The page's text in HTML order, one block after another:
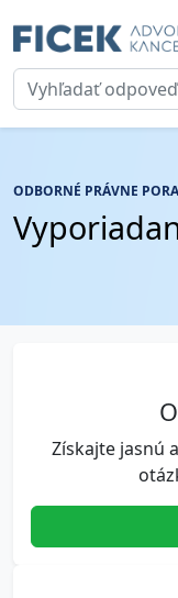
ODBORNÉ PRÁVNE
Získajte jasnú